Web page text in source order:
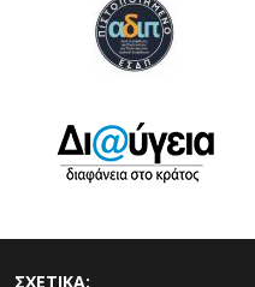
ΣΧΕΤΙΚΑ: